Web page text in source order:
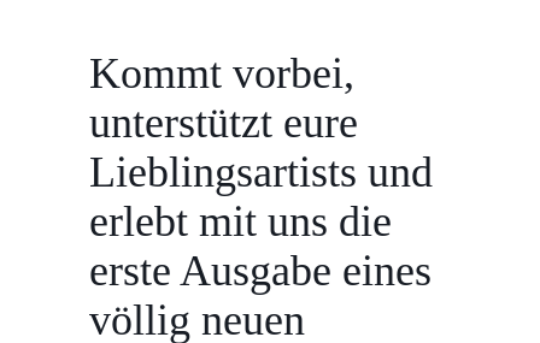
Kommt vorbei,
unterstützt eure
Lieblingsartists und
erlebt mit uns die
erste Ausgabe eines
völlig neuen